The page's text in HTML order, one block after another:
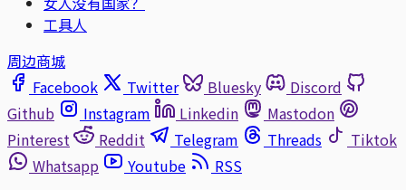
工具人
周边商城
Facebook
Twitter Bluesky
Discord
Github
Instagram Linkedin
Mastodon
Pinterest
Reddit Telegram Threads
Tiktok
Whatsapp
Youtube
RSS